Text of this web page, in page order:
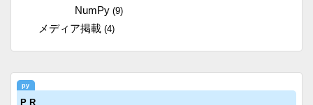
NumPy (9)
メディア掲載 (4)
P R